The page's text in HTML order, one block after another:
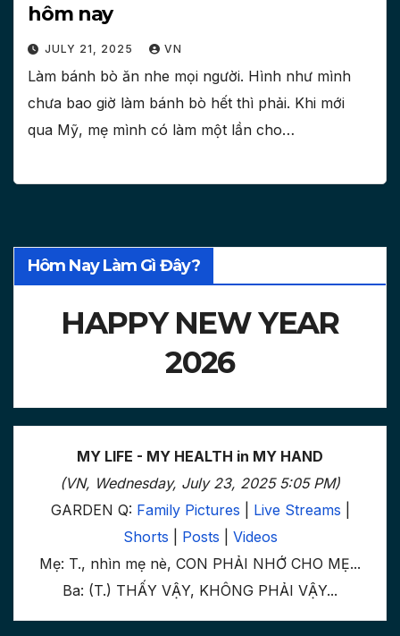
hôm nay
JULY 21, 2025 VN
Làm bánh bò ăn nhe mọi người. Hình như mình
chưa bao giờ làm bánh bò hết thì phải. Khi mới
qua Mỹ, mẹ mình có làm một lần cho…
Hôm Nay Làm Gì Đây?
HAPPY NEW YEAR
2026
MY LIFE - MY HEALTH in MY HAND
(VN, Wednesday, July 23, 2025 5:05 PM)
GARDEN Q: Family Pictures Live Streams
Shorts
Posts
Videos
Mẹ: T., nhìn mẹ nè, CON PHẢI NHỚ CHO MẸ...
Ba: (T.) THẤY VẬY, KHÔNG PHẢI VẬY...